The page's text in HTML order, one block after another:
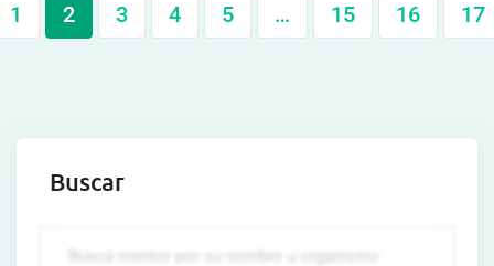
1 2 3 4 5 … 15 16 17
Buscar